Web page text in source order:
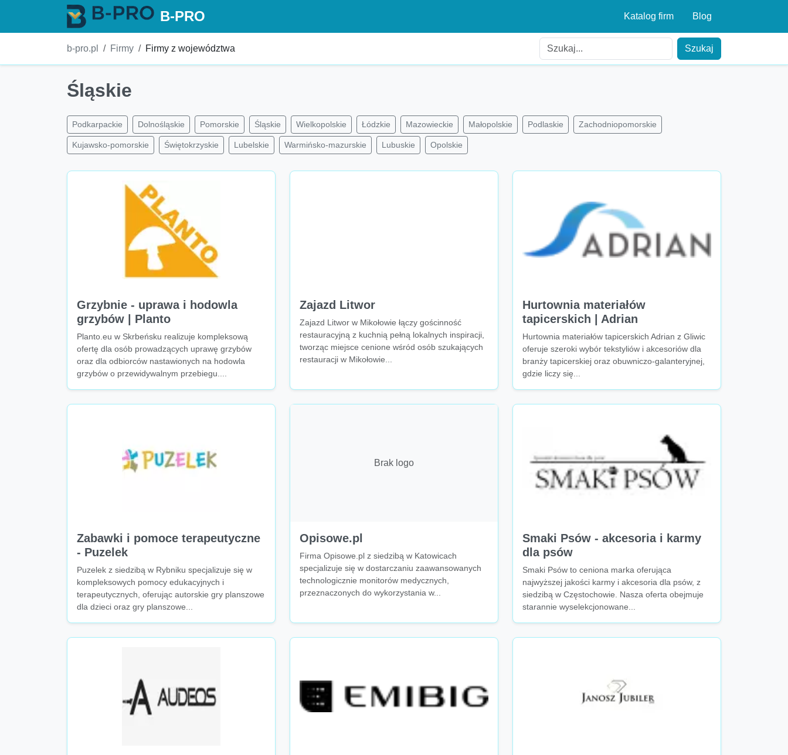
B-PRO Katalog firm Blog
b-pro.pl Firmy Firmy z województwa Szukaj
Śląskie
Podkarpackie Dolnośląskie Pomorskie Śląskie Wielkopolskie Łódzkie Mazowieckie Małopolskie Podlaskie Zachodniopomorskie
Kujawsko-pomorskie Świętokrzyskie Lubelskie Warmińsko-mazurskie Lubuskie Opolskie
Grzybnie - uprawa i hodowla
grzybów | Planto
Planto.eu w Skrbeńsku realizuje kompleksową
ofertę dla osób prowadzących uprawę grzybów
oraz dla odbiorców nastawionych na hodowla
grzybów o przewidywalnym przebiegu....
Zajazd Litwor
Zajazd Litwor w Mikołowie łączy gościnność
restauracyjną z kuchnią pełną lokalnych inspiracji,
tworząc miejsce cenione wśród osób szukających
restauracji w Mikołowie...
Hurtownia materiałów
tapicerskich | Adrian
Hurtownia materiałów tapicerskich Adrian z Gliwic
oferuje szeroki wybór tekstyliów i akcesoriów dla
branży tapicerskiej oraz obuwniczo-galanteryjnej,
gdzie liczy się...
Zabawki i pomoce terapeutyczne
- Puzelek
Puzelek z siedzibą w Rybniku specjalizuje się w
kompleksowych pomocy edukacyjnych i
terapeutycznych, oferując autorskie gry planszowe
dla dzieci oraz gry planszowe...
Brak logo
Opisowe.pl
Firma Opisowe.pl z siedzibą w Katowicach
specjalizuje się w dostarczaniu zaawansowanych
technologicznie monitorów medycznych,
przeznaczonych do wykorzystania w...
Smaki Psów - akcesoria i karmy
dla psów
Smaki Psów to ceniona marka oferująca
najwyższej jakości karmy i akcesoria dla psów, z
siedzibą w Częstochowie. Nasza oferta obejmuje
starannie wyselekcjonowane...